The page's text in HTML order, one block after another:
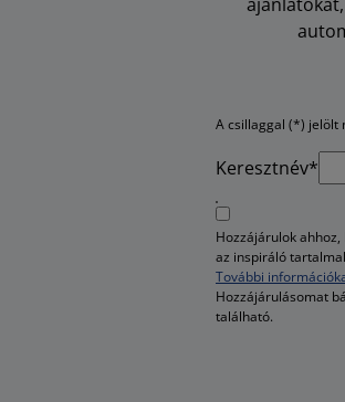
A csillaggal (*) jelölt
Keresztnév*
Hozzájárulok
az inspiráló
További
Hozzájárulásomat
található.